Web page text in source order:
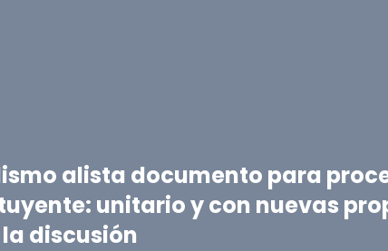
alista documento para
unitario y con nuevas
discusión